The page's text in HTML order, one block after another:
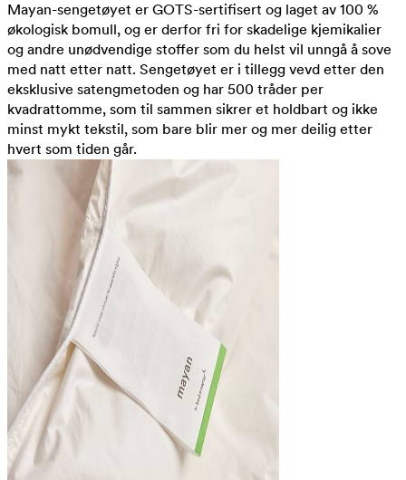
Mayan-sengetøyet er GOTS-sertifisert og laget av 100 %
økologisk bomull, og er derfor fri for skadelige kjemikalier
og andre unødvendige stoffer som du helst vil unngå å sove
med natt etter natt. Sengetøyet er i tillegg vevd etter den
eksklusive satengmetoden og har 500 tråder per
kvadrattomme, som til sammen sikrer et holdbart og ikke
minst mykt tekstil, som bare blir mer og mer deilig etter
hvert som tiden går.